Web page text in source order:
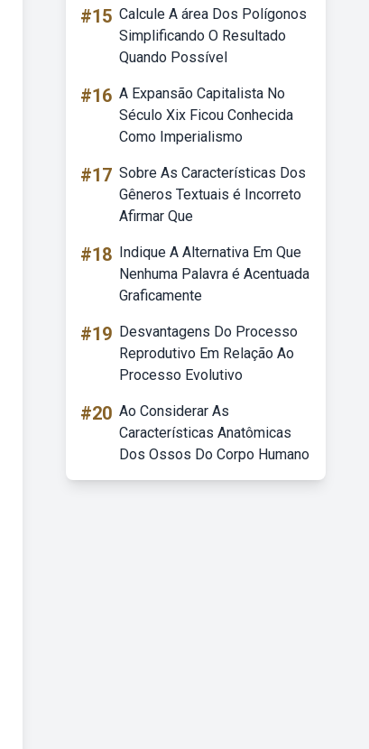
#15 Calcule A área Dos Polígonos
Simplificando O Resultado
Quando Possível
#16 A Expansão Capitalista No
Século Xix Ficou Conhecida
Como Imperialismo
#17 Sobre As Características Dos
Gêneros Textuais é Incorreto
Afirmar Que
#18 Indique A Alternativa Em Que
Nenhuma Palavra é Acentuada
Graficamente
#19 Desvantagens Do Processo
Reprodutivo Em Relação Ao
Processo Evolutivo
#20 Ao Considerar As
Características Anatômicas
Dos Ossos Do Corpo Humano